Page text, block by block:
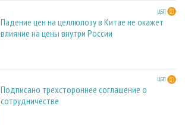
ЦБП
Падение цен на целлюлозу в Китае не окажет
влияние на цены внутри России
ЦБП
Подписано трехстороннее соглашение о
сотрудничестве